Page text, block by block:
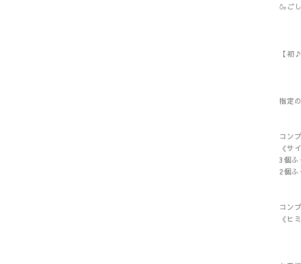
🍶ご
【初
指定
コン
《サ
3個ふ
2個
コン
《ヒ